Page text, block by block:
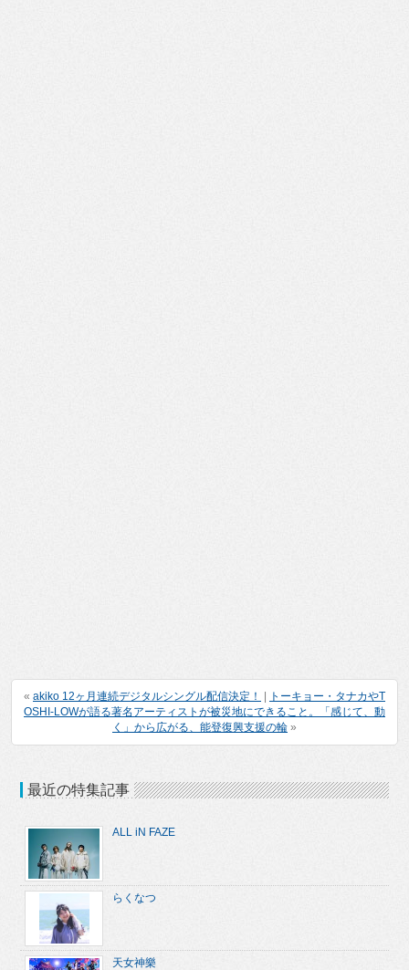
« akiko 12ヶ月連続デジタルシングル配信決定！
トーキョー・タナカやT
OSHI-LOWが語る著名アーティストが被災地にできること。「感じて、動
く」から広がる、能登復興支援の輪 »
最近の特集記事
ALL iN FAZE
らくなつ
天女神樂